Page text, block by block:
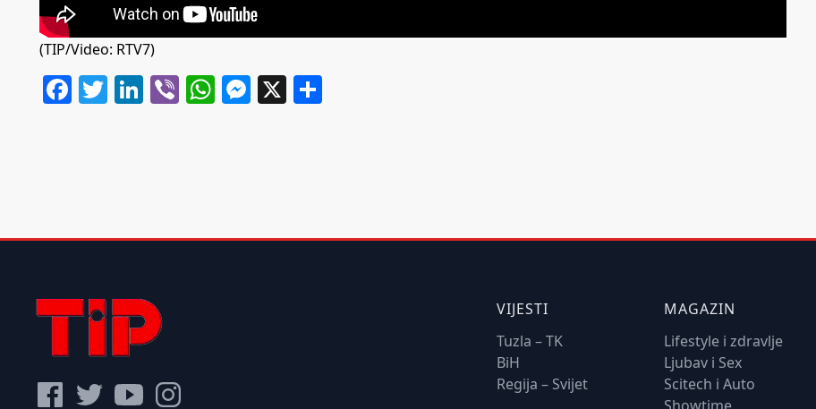
(TIP/Video: RTV7)
Facebook
Twitter
LinkedIn
ViberWhatsApp
Messenger
X
VIJESTI
Tuzla – TK
BiH
Regija – Svijet
MAGAZIN
Lifestyle i zdravlje
Ljubav i Sex
Scitech i Auto
Showtime